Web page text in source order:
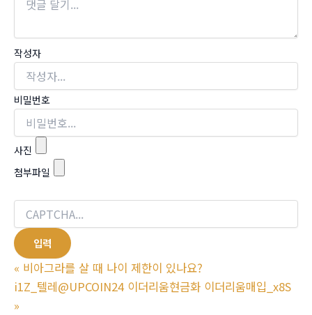
작성자
비밀번호
사진
첨부파일
« 비아그라를 살 때 나이 제한이 있나요?
i1Z_텔레@UPCOIN24 이더리움현금화 이더리움매입_x8S
»